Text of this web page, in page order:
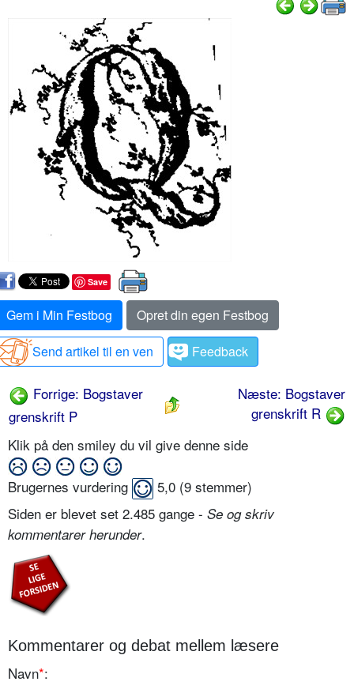
Save
Gem i Min Festbog
Opret din egen Festbog
Send artikel til en ven
Feedback
Forrige: Bogstaver
grenskrift P
Næste: Bogstaver
grenskrift R
Klik på den smiley du vil give denne side
Brugernes vurdering 5,0 (9 stemmer)
Siden er blevet set 2.485 gange - Se og skriv
kommentarer herunder.
Kommentarer og debat mellem læsere
Navn*: